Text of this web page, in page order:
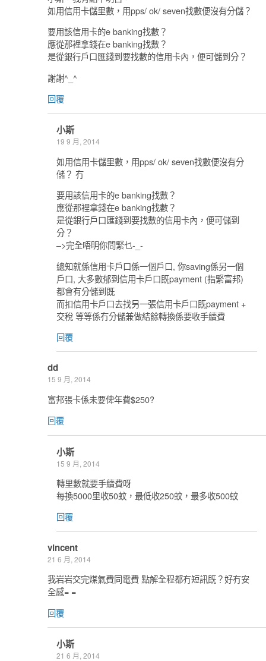
如用信用卡儲里數，用pps/ ok/ seven找數便沒有分儲？
要用該信用卡的e banking找數？
應從那裡拿錢在e banking找數？
是從銀行戶口匯錢到要找數的信用卡內，便可儲到分？
謝謝^_^
回覆
小斯
19 9 月, 2014
如用信用卡儲里數，用pps/ ok/ seven找數便沒有分
儲？ 冇
要用該信用卡的e banking找數？
應從那裡拿錢在e banking找數？
是從銀行戶口匯錢到要找數的信用卡內，便可儲到
分？
–>完全唔明你問緊乜-_-
總知就係信用卡戶口係一個戶口, 你saving係另一個
戶口, 大多數郁到信用卡戶口既payment (指緊富邦)
都會有分儲到既
而扣信用卡戶口去找另一張信用卡戶口既payment +
交稅 等等係冇分儲兼做結餘轉換係要收手續費
回覆
dd
15 9 月, 2014
富邦張卡係未要俾年費$250?
回覆
小斯
15 9 月, 2014
轉里數就要手續費呀
每換5000里收50蚊，最低收250蚊，最多收500蚊
回覆
vincent
21 6 月, 2014
我岩岩交完煤氣費同電費 點解全程都冇短訊既？好冇安
全感= =
回覆
小斯
21 6 月, 2014